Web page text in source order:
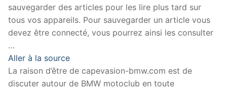
sauvegarder des articles pour les lire plus tard sur
tous vos appareils. Pour sauvegarder un article vous
devez être connecté, vous pourrez ainsi les consulter
…
Aller à la source
La raison d’être de capevasion-bmw.com est de
discuter autour de BMW motoclub en toute